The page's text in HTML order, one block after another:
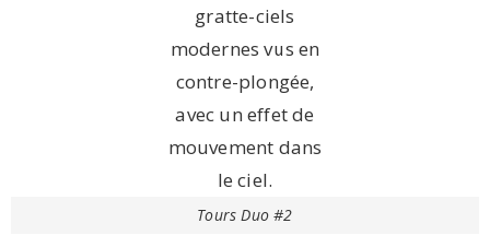
Tours Duo #2